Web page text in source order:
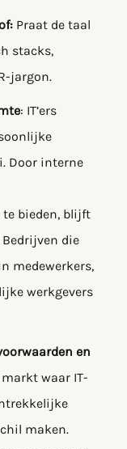
Praat de taal
stacks,
jargon.
: IT’ers
Door interne
bieden, blijft
die
medewerkers,
werkgevers
en
markt waar IT-
maken.